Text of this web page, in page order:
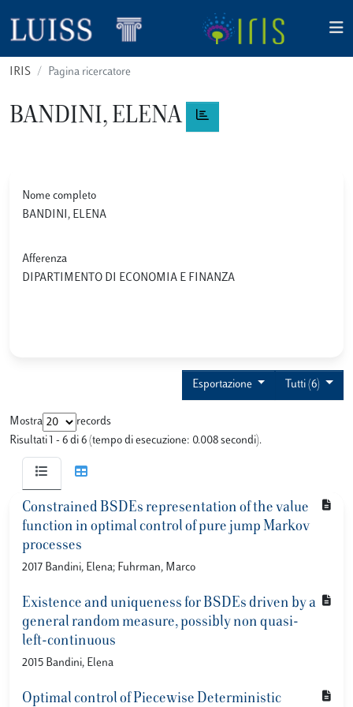
IRIS Pagina ricercatore
BANDINI, ELENA
Nome completo
BANDINI, ELENA
Afferenza
DIPARTIMENTO DI ECONOMIA E FINANZA
Tutti (6)
Esportazione
Mostra
records
Risultati 1 - 6 di 6 (tempo di esecuzione: 0.008 secondi).
Constrained BSDEs representation of the value
function in optimal control of pure jump Markov
processes
2017 Bandini, Elena; Fuhrman, Marco
Existence and uniqueness for BSDEs driven by a
general random measure, possibly non quasi-
left-continuous
2015 Bandini, Elena
Optimal control of Piecewise Deterministic